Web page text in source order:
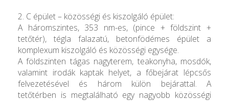
2. C épület – közösségi és kiszolgáló épület:
A háromszintes, 353 nm-es, (pince + földszint +
tetőtér), tégla falazatú, betonfödémes épület a
komplexum kiszolgáló és közösségi egysége.
A földszinten tágas nagyterem, teakonyha, mosdók,
valamint irodák kaptak helyet, a főbejárat lépcsős
felvezetésével és három külön bejárattal. A
tetőtérben is megtalálható egy nagyobb közösségi